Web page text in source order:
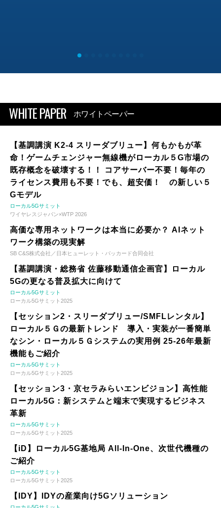
WHITE PAPER ホワイトペーパー
【基調講演 K2-4 スリーダブリュー】何もかもが革
命！ゲームチェンジャー無線機がローカル５G市場の
既存概念を破壊する！！ コアサーバー不要！毎年の
ライセンス費用も不要！でも、超安価！ の新しい５
Gモデル
ローカル5Gサミット
ワイヤレスジャパン×WTP 2026
高価な専用ネットワークは本当に必要か？ AIネット
ワーク構築の現実解
SB C&S株式会社／日本ヒューレット・パッカード合同会社
【基調講演・総務省 佐藤移動通信企画官】ローカル
5Gの更なる普及拡大に向けて
ローカル5Gサミット
ローカル5Gサミット2025
【セッション2・スリーダブリュー/SMFLレンタル】
ローカル５Ｇの最新トレンド 導入・実装が一番簡単
なシン・ローカル５Ｇシステムの実用例 25-26年最新
機能もご紹介
ローカル5Gサミット
ローカル5Gサミット2025
【セッション3・京セラみらいエンビジョン】高性能
ローカル5G：新システムと端末で実現するビジネス
革新
ローカル5Gサミット
ローカル5Gサミット2025
【iD】ローカル5G基地局 All-In-One、次世代機種の
ご紹介
ローカル5Gサミット
ローカル5Gサミット2025
【IDY】IDYの産業向け5Gソリューション